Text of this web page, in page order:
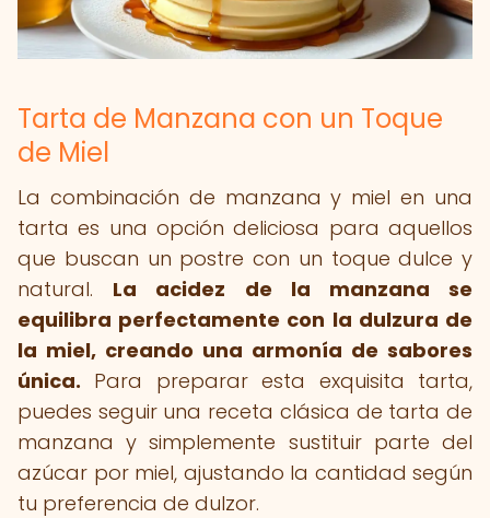
Tarta de Manzana con un Toque
de Miel
La combinación de manzana y miel en una
tarta es una opción deliciosa para aquellos
que buscan un postre con un toque dulce y
natural. La acidez de la manzana se
equilibra perfectamente con la dulzura de
la miel, creando una armonía de sabores
única. Para preparar esta exquisita tarta,
puedes seguir una receta clásica de tarta de
manzana y simplemente sustituir parte del
azúcar por miel, ajustando la cantidad según
tu preferencia de dulzor.